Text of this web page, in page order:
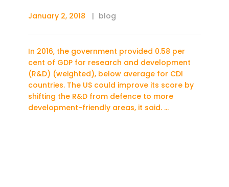
January 2, 2018 blog
In 2016, the government provided 0.58 per
cent of GDP for research and development
(R&D) (weighted), below average for CDI
countries. The US could improve its score by
shifting the R&D from defence to more
development-friendly areas, it said. …